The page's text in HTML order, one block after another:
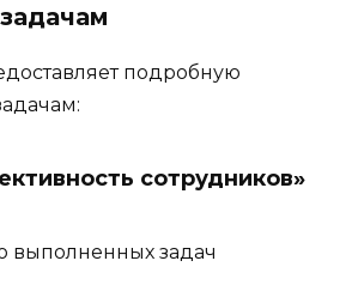
подробную
сотрудников»
выполненных задач